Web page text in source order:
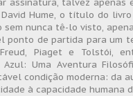
assinatura, talvez apenas
Hume, o título do
sem nunca tê-lo visto,
ponto de partida para um
Piaget e Tolstói,
Azul: Uma Aventura
condição moderna: da
à capacidade humana